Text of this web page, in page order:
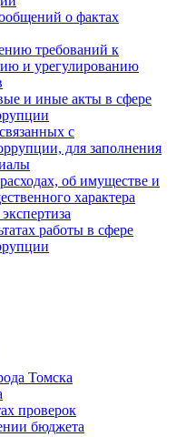
о фактах
требований к
и урегулированию
и иные акты в сфере
с
для заполнения
об имуществе и
характера
работы в сфере
Томска
проверок
бюджета